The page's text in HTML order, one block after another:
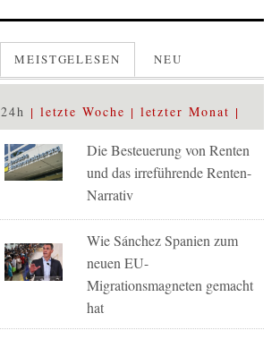
MEISTGELESEN NEU
24h letzte Woche letzter Monat
Die Besteuerung von Renten
und das irreführende Renten-
Narrativ
Wie Sánchez Spanien zum
neuen EU-
Migrationsmagneten gemacht
hat